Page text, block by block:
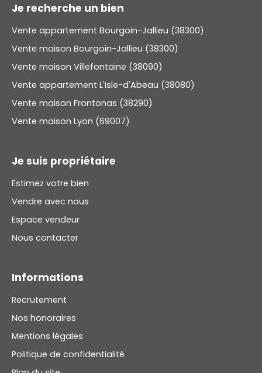
Je recherche un bien
Vente appartement Bourgoin-Jallieu (38300)
Vente maison Bourgoin-Jallieu (38300)
Vente maison Villefontaine (38090)
Vente appartement L'Isle-d'Abeau (38080)
Vente maison Frontonas (38290)
Vente maison Lyon (69007)
Je suis propriétaire
Estimez votre bien
Vendre avec nous
Espace vendeur
Nous contacter
Informations
Recrutement
Nos honoraires
Mentions légales
Politique de confidentialité